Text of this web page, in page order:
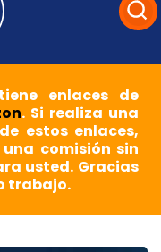
enlaces de
. Si realiza una
estos enlaces,
comisión sin
usted. Gracias
trabajo.